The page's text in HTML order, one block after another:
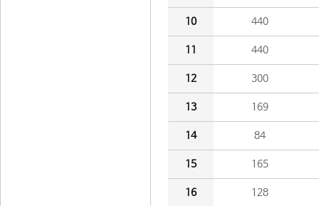
10 440
11 440
12 300
13 169
14 84
15 165
16 128